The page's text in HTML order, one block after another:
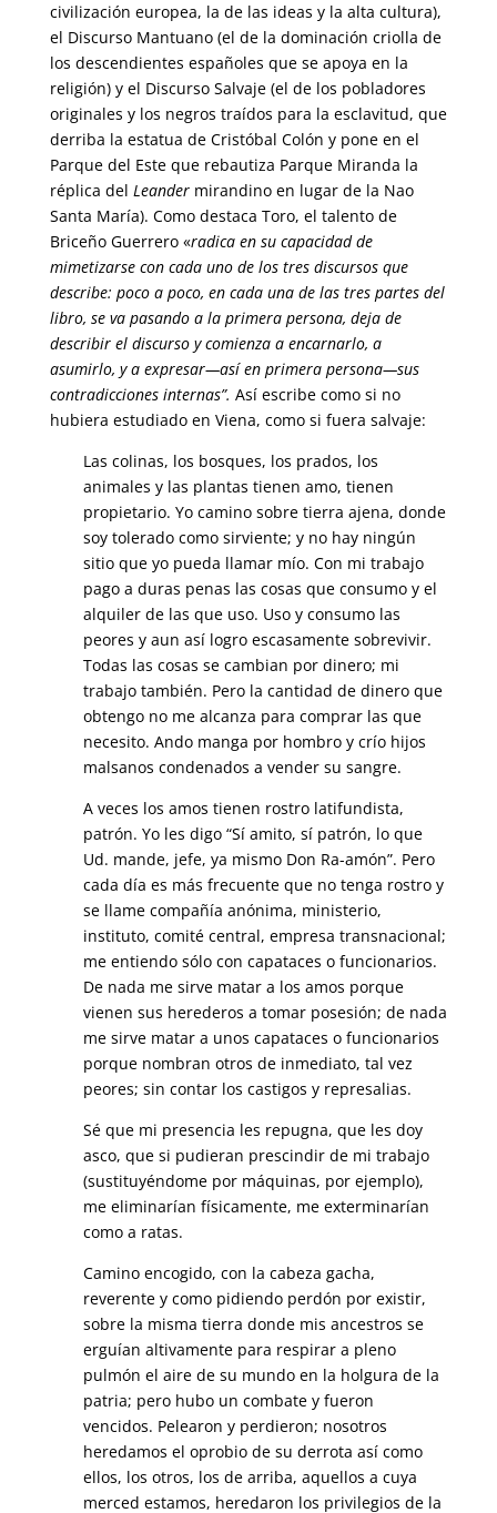
civilización europea, la de las ideas y la alta cultura),
el Discurso Mantuano (el de la dominación criolla de
los descendientes españoles que se apoya en la
religión) y el Discurso Salvaje (el de los pobladores
originales y los negros traídos para la esclavitud, que
derriba la estatua de Cristóbal Colón y pone en el
Parque del Este que rebautiza Parque Miranda la
réplica del Leandermirandino en lugar de la Nao
Santa María). Como destaca Toro, el talento de
Briceño Guerrero «radica en su capacidad de
mimetizarse con cada uno de los tres discursos que
describe: poco a poco, en cada una de las tres partes del
libro, se va pasando a la primera persona, deja de
describir el discurso y comienza a encarnarlo, a
asumirlo, y a expresar—así en primera persona—sus
contradicciones internas”. Así escribe como si no
hubiera estudiado en Viena, como si fuera salvaje:
Las colinas, los bosques, los prados, los
animales y las plantas tienen amo, tienen
propietario. Yo camino sobre tierra ajena, donde
soy tolerado como sirviente; y no hay ningún
sitio que yo pueda llamar mío. Con mi trabajo
pago a duras penas las cosas que consumo y el
alquiler de las que uso. Uso y consumo las
peores y aun así logro escasamente sobrevivir.
Todas las cosas se cambian por dinero; mi
trabajo también. Pero la cantidad de dinero que
obtengo no me alcanza para comprar las que
necesito. Ando manga por hombro y crío hijos
malsanos condenados a vender su sangre.
A veces los amos tienen rostro latifundista,
patrón. Yo les digo “Sí amito, sí patrón, lo que
Ud. mande, jefe, ya mismo Don Ra-amón”. Pero
cada día es más frecuente que no tenga rostro y
se llame compañía anónima, ministerio,
instituto, comité central, empresa transnacional;
me entiendo sólo con capataces o funcionarios.
De nada me sirve matar a los amos porque
vienen sus herederos a tomar posesión; de nada
me sirve matar a unos capataces o funcionarios
porque nombran otros de inmediato, tal vez
peores; sin contar los castigos y represalias.
Sé que mi presencia les repugna, que les doy
asco, que si pudieran prescindir de mi trabajo
(sustituyéndome por máquinas, por ejemplo),
me eliminarían físicamente, me exterminarían
como a ratas.
Camino encogido, con la cabeza gacha,
reverente y como pidiendo perdón por existir,
sobre la misma tierra donde mis ancestros se
erguían altivamente para respirar a pleno
pulmón el aire de su mundo en la holgura de la
patria; pero hubo un combate y fueron
vencidos. Pelearon y perdieron; nosotros
heredamos el oprobio de su derrota así como
ellos, los otros, los de arriba, aquellos a cuya
merced estamos, heredaron los privilegios de la